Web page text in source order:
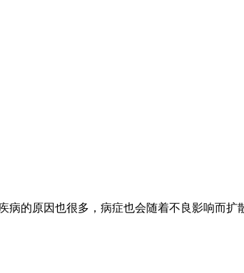
的原因也很多，病症也会随着不良影响而